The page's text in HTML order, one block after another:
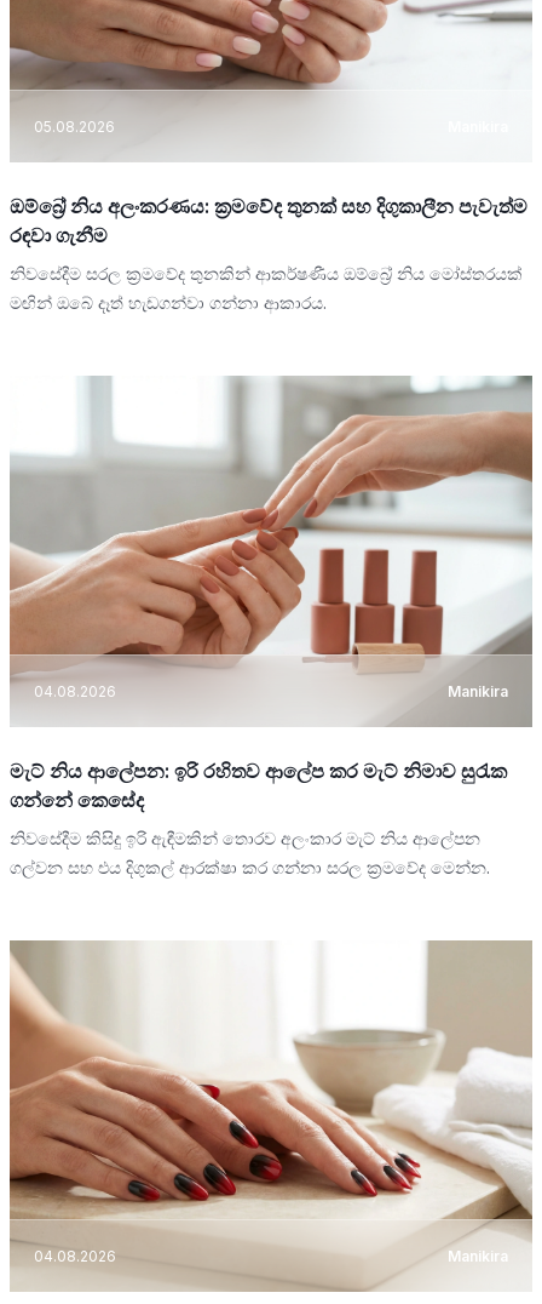
05.08.2026
ඔම්බ්‍රේ නිය අලංකරණය: ක්‍රමවේද තුනක් සහ දිගුකාලීන පැවැත්ම
රඳවා ගැනීම
නිවසේදීම සරල ක්‍රමවේද තුනකින් ආකර්ෂණීය ඔම්බ්‍රේ නිය මෝස්තරයක්
මඟින් ඔබේ දෑත් හැඩගන්වා ගන්නා ආකාරය.
04.08.2026 Manikira
මැට් නිය ආලේපන: ඉරි රහිතව ආලේප කර මැට් නිමාව සුරැක
ගන්නේ කෙසේද
නිවසේදීම කිසිදු ඉරි ඇඳීමකින් තොරව අලංකාර මැට් නිය ආලේපන
ගල්වන සහ එය දිගුකල් ආරක්ෂා කර ගන්නා සරල ක්‍රමවේද මෙන්න.
04.08.2026 Manikira